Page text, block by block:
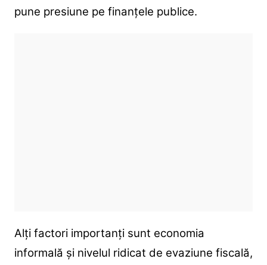
pune presiune pe finanțele publice.
Alți factori importanți sunt economia
informală și nivelul ridicat de evaziune fiscală,